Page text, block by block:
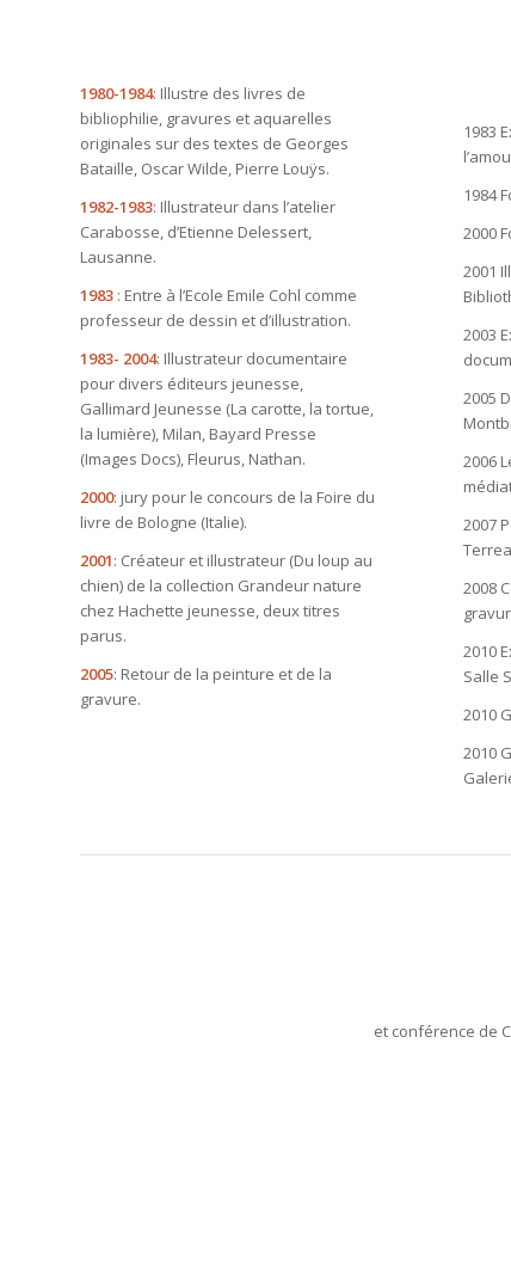
1980-1984: Illustre des livres de
bibliophilie, gravures et aquarelles
originales sur des textes de Georges
Bataille, Oscar Wilde, Pierre Louÿs.
1982-1983: Illustrateur dans l’atelier
Carabosse, d’Etienne Delessert,
Lausanne.
1983 : Entre à l’Ecole Emile Cohl comme
professeur de dessin et d’illustration.
1983- 2004: Illustrateur documentaire
pour divers éditeurs jeunesse,
Gallimard Jeunesse (La carotte, la tortue,
la lumière), Milan, Bayard Presse
(Images Docs), Fleurus, Nathan.
2000: jury pour le concours de la Foire du
livre de Bologne (Italie).
2001: Créateur et illustrateur (Du loup au
chien) de la collection Grandeur nature
chez Hachette jeunesse, deux titres
parus.
2005: Retour de la peinture et de la
gravure.
1983
1984
2000
2001
2003
2005
2006
2007
2008
2010
Salle
2010
2010
et conférence de